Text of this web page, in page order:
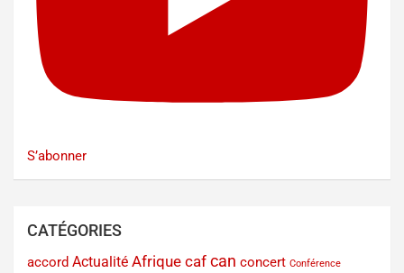
S’abonner
CATÉGORIES
accord Actualité Afrique caf can concert Conférence